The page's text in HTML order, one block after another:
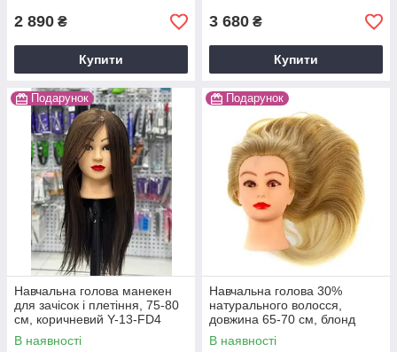
2 890 ₴
Купити
3 680 ₴
Купити
Подарунок
Навчальна голова манекен
для зачісок і плетіння, 75-80
см, коричневий Y-13-FD4
В наявності
Подарунок
Навчальна голова 30%
натурального волосся,
довжина 65-70 см, блонд
В наявності